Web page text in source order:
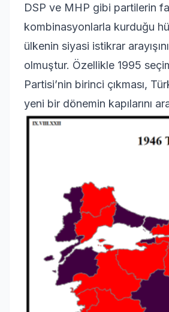
DSP ve MHP gibi partilerin
kombinasyonlarla kurduğu
ülkenin siyasi istikrar
olmuştur. Özellikle 1995
Partisi’nin birinci çıkması,
yeni bir dönemin kapılarını